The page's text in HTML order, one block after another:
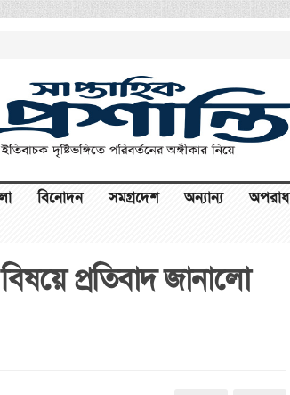
বিনোদন সমগ্রদেশ অন্যান্য অপরাধ
প্রতিবাদ জানালো